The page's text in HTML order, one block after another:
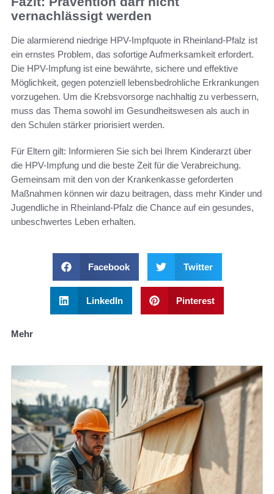
vernachlässigt werden
Die alarmierend niedrige HPV-Impfquote in Rheinland-Pfalz ist
ein ernstes Problem, das sofortige Aufmerksamkeit erfordert.
Die HPV-Impfung ist eine bewährte, sichere und effektive
Möglichkeit, gegen potenziell lebensbedrohliche Erkrankungen
vorzugehen. Um die Krebsvorsorge nachhaltig zu verbessern,
muss das Thema sowohl im Gesundheitswesen als auch in
den Schulen stärker priorisiert werden.
Für Eltern gilt: Informieren Sie sich bei Ihrem Kinderarzt über
die HPV-Impfung und die beste Zeit für die Verabreichung.
Gemeinsam mit den von der Krankenkasse geforderten
Maßnahmen können wir dazu beitragen, dass mehr Kinder und
Jugendliche in Rheinland-Pfalz die Chance auf ein gesundes,
unbeschwertes Leben erhalten.
Facebook Twitter
LinkedIn Pinterest
Mehr